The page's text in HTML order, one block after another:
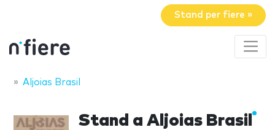
Stand per fiere »
Aljoias Brasil
Stand a Aljoias Brasil